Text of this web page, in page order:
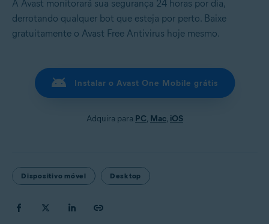
A Avast monitorará sua segurança 24 horas por dia,
derrotando qualquer bot que esteja por perto. Baixe
gratuitamente o Avast Free Antivirus hoje mesmo.
Instalar o Avast One Mobile grátis
Adquira para PC, Mac, iOS
Dispositivo móvel Desktop